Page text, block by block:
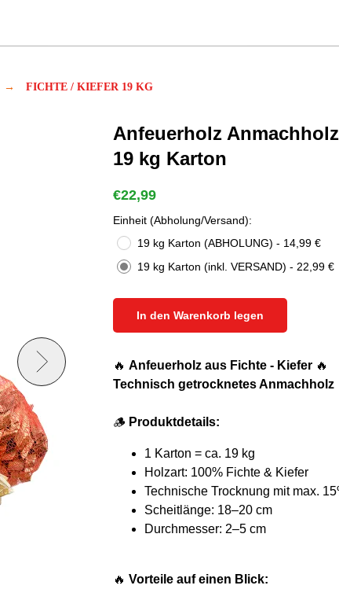
→ FICHTE / KIEFER 19 KG
Anfeuerholz
19 kg Karton
€22,99
Einheit (Abholung/Versand):
19 kg Karton (ABHOLUNG) - 14,99 €
19 kg Karton (inkl. VERSAND) - 22,99 €
In den Warenkorb legen
🔥 Anfeuerholz aus Fichte - Kiefer 🔥
Technisch getrocknetes Anmachholz
🪵 Produktdetails:
1 Karton = ca. 19 kg
Holzart: 100% Fichte & Kiefer
Technische Trocknung mit max.
Scheitlänge: 18–20 cm
Durchmesser: 2–5 cm
🔥 Vorteile auf einen Blick: